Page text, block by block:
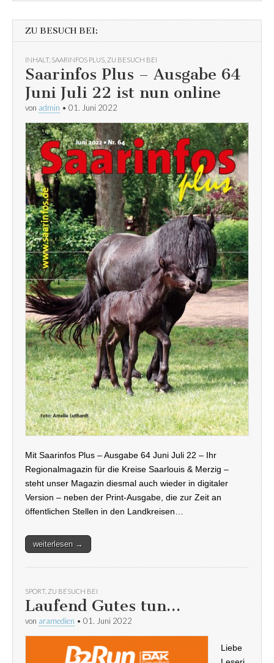
ZU BESUCH BEI:
INHALT, SAARINFOS PLUS ZU BESUCH BEI
Saarinfos Plus – Ausgabe 64
Juni Juli 22 ist nun online
von admin • 01. Juni 2022
Mit Saarinfos Plus – Ausgabe 64 Juni Juli 22 – Ihr
Regionalmagazin für die Kreise Saarlouis & Merzig –
steht unser Magazin diesmal auch wieder in digitaler
Version – neben der Print-Ausgabe, die zur Zeit an
öffentlichen Stellen in den Landkreisen…
weiterlesen →
SPORT, ZU BESUCH BEI
Laufend Gutes tun…
von aramedien • 01. Juni 2022
Liebe